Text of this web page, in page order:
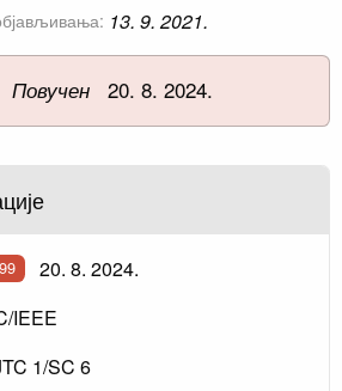
13. 9. 2021.
Повучен20. 8. 2024.
20. 8. 2024.
IEEE
1/SC 6